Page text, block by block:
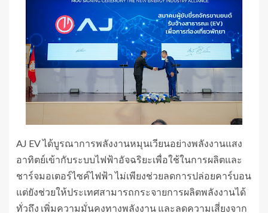
AJ EV ได้บูรณาการพลังงานหมุนเวียนอย่างพลังงานแสง
อาทิตย์เข้ากับระบบไฟฟ้าอัจฉริยะเพื่อใช้ในการผลิตและ
ชาร์จมอเตอร์ไซค์ไฟฟ้า ไม่เพียงช่วยลดการปล่อยคาร์บอน
แต่ยังช่วยให้ประเทศสามารถกระจายการผลิตพลังงานได้
ทั่วถึง เพิ่มความมั่นคงทางพลังงาน และลดความเสี่ยงจาก